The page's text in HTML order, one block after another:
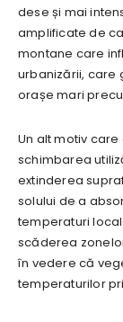
dese și mai
amplificate de
montane care
urbanizării, care
orașe mari
Un alt motiv
schimbarea
extinderea
solului de a
temperaturi
scăderea
în vedere că
temperaturilor